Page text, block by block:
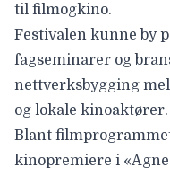
til filmogkino.
Festivalen kunne by
fagseminarer og
nettverksbygging
og lokale kinoaktører.
Blant
kinopremiere i